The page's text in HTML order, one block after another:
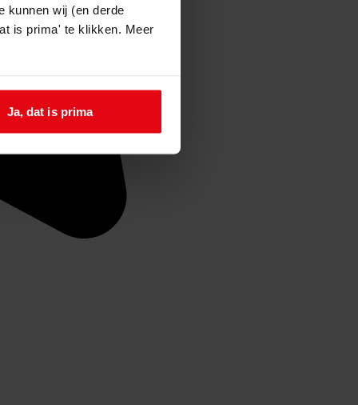
kunnen wij (en derde
is prima' te klikken. Meer
Ja, dat is prima